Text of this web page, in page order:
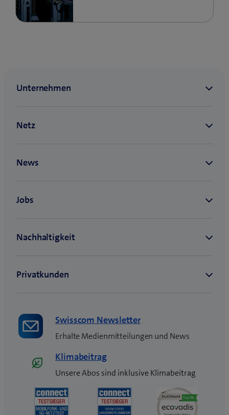
Swisscom Newsletter
Erhalte Medienmitteilungen und News
Klimabeitrag
Unsere Abos sind inklusive Klimabeitrag